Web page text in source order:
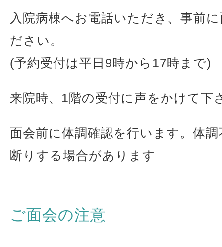
入院病棟へお電話いただき、事前
ださい。
(予約受付は平日9時から17時まで)
来院時、1階の受付に声をかけて下
面会前に体調確認を行います。体
断りする場合があります
ご面会の注意